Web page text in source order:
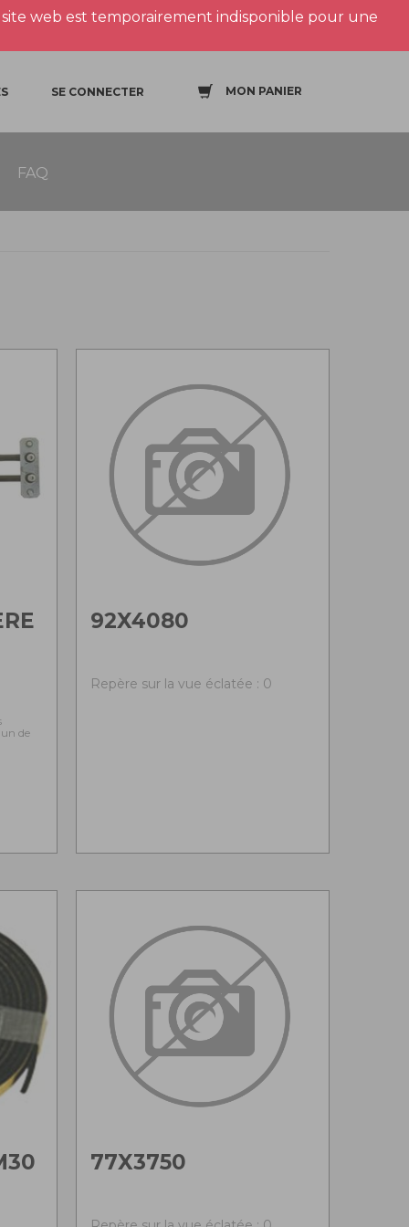
web est temporairement indisponible pour une
SE CONNECTER MON PANIER
FAQ
de
92X4080
Repère sur la vue éclatée : 0
77X3750